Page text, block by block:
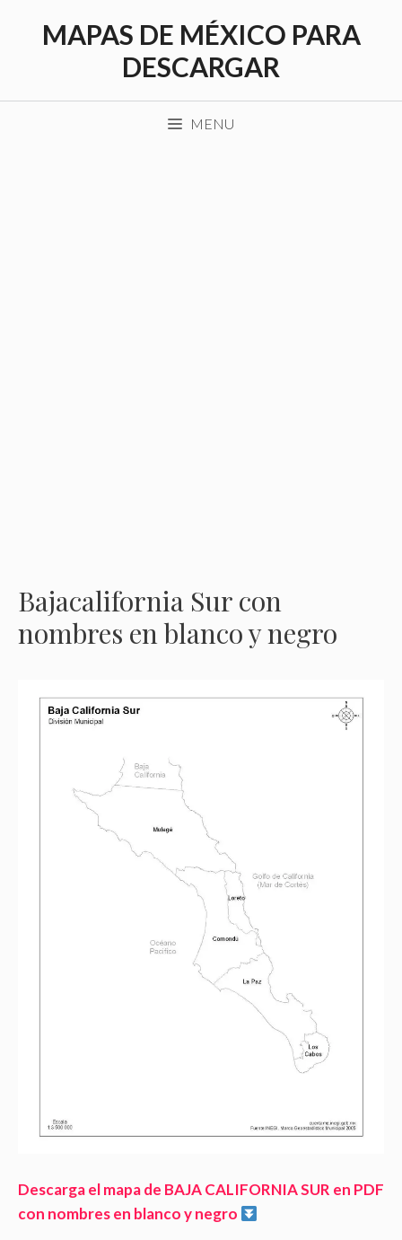
MAPAS DE MÉXICO PARA
DESCARGAR
MENU
Bajacalifornia Sur con
nombres en blanco y negro
Descarga el mapa de BAJA CALIFORNIA SUR en PDF
con nombres en blanco y negro